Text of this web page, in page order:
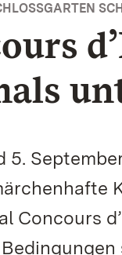
5.
Concours